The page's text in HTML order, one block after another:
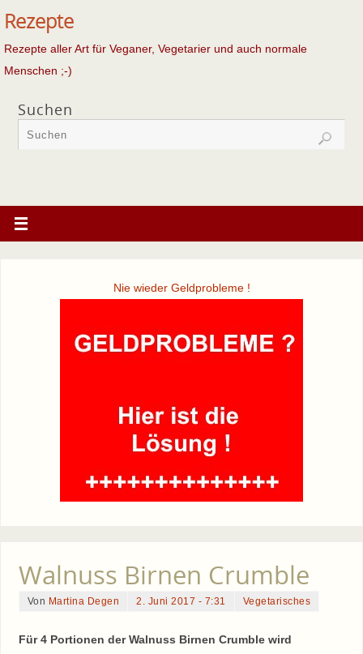
Rezepte
Rezepte aller Art für Veganer, Vegetarier und auch normale
Menschen ;-)
Suchen
Nie wieder Geldprobleme !
Walnuss Birnen Crumble
Von Martina Degen 2. Juni 2017 - 7:31 Vegetarisches
Für 4 Portionen der Walnuss Birnen Crumble wird